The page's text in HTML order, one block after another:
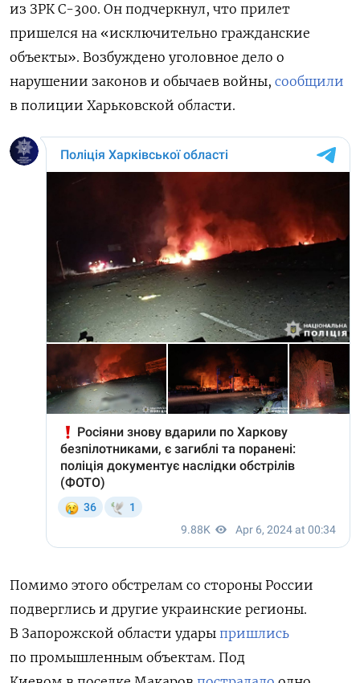
из ЗРК С-300. Он подчеркнул, что прилет
пришелся на «исключительно гражданские
объекты». Возбуждено уголовное дело о
нарушении законов и обычаев войны, сообщили
в полиции Харьковской области.
Помимо этого обстрелам со стороны России
подверглись и другие украинские регионы.
В Запорожской области удары пришлись
по промышленным объектам. Под